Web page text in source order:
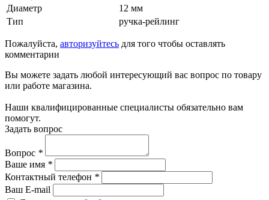
Диаметр
12 мм
Тип
ручка-рейлинг
Пожалуйста, авторизуйтесь для того чтобы оставлять
комментарии
Вы можете задать любой интересующий вас вопрос по товару
или работе магазина.
Наши квалифицированные специалисты обязательно вам
помогут.
Задать вопрос
Вопрос *
Ваше имя *
Контактный телефон *
Ваш E-mail